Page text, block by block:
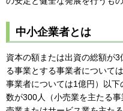
中小企業者とは
資本の額または出資の総額が
る事業とする事業者について
事業者については1億円）以
数が300人（小売業を主たる